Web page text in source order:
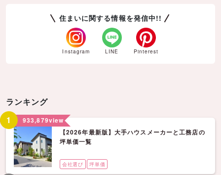
住まいに関する情報を発信中!!
Instagram LINE Pinterest
ランキング
1
933,879view
【2026年最新版】大手ハウスメーカーと工務店の
坪単価一覧
会社選び 坪単価